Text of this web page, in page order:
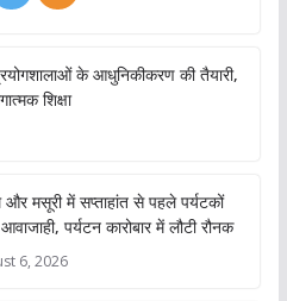
के आधुनिकीकरण की तैयारी,
शिक्षा
और मसूरी में सप्ताहांत से पहले पर्यटकों
पर्यटन कारोबार में लौटी रौनक
6, 2026